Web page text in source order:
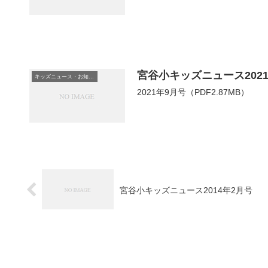
宮谷小キッズニュース
2021年9月号（PDF2.87MB）
宮谷小キッズニュース2014年2月号